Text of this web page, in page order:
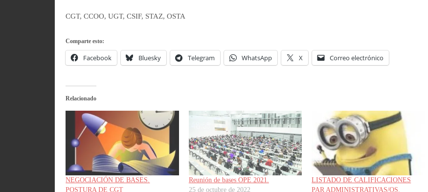
CGT, CCOO, UGT, CSIF, STAZ, OSTA
Comparte esto:
Facebook Bluesky Telegram WhatsApp X Correo electrónico
Relacionado
NEGOCIACIÓN DE BASES.
POSTURA DE CGT
Reunión de bases OPE 2021.
25 de octubre de 2022
LISTADO DE CALIFICACIONES
PAR ADMINISTRATIVAS/OS.